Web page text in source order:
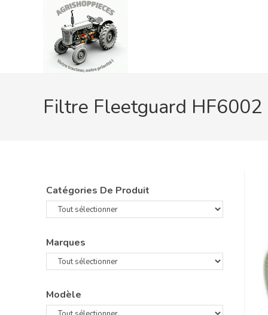
Filtre Fleetguard HF6002
Catégories De Produit
Marques
Modèle